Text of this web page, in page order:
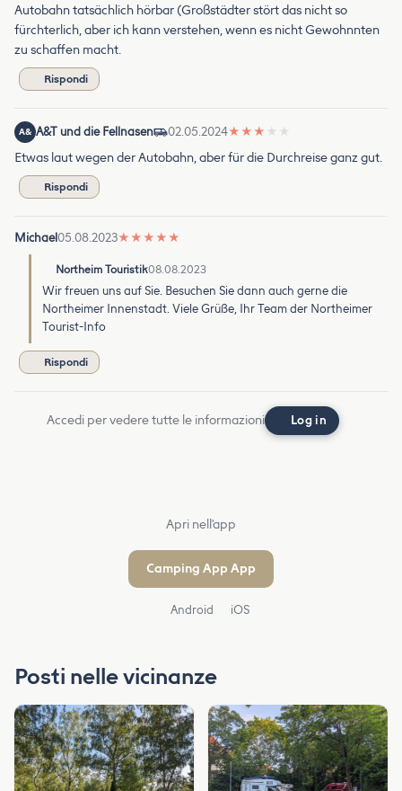
Autobahn tatsächlich hörbar (Großstädter stört das nicht so
fürchterlich, aber ich kann verstehen, wenn es nicht Gewohnnten
zu schaffen macht.
Rispondi
A& A&T und die Fellnasen 02.05.2024★ ★ ★ ★ ★
Etwas laut wegen der Autobahn, aber für die Durchreise ganz gut.
Rispondi
Michael05.08.2023★ ★ ★ ★ ★
Northeim Touristik08.08.2023
Wir freuen uns auf Sie. Besuchen Sie dann auch gerne die
Northeimer Innenstadt. Viele Grüße, Ihr Team der Northeimer
Tourist-Info
Rispondi
Accedi per vedere tutte le informazioni Log in
Apri nell'app
Camping App App
Android iOS
Posti nelle vicinanze